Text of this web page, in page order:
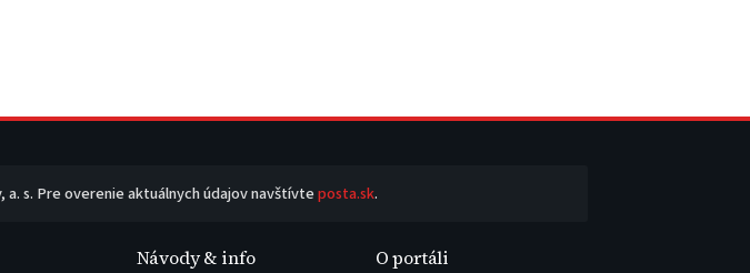
s. Pre overenie aktuálnych údajov navštívteposta.sk.
Návody & info O portáli